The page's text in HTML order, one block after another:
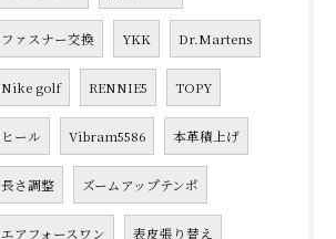
ファスナー交換 YKK Dr.Martens
Nike golf RENNIE5 TOPY
ヒール Vibram5586 本革積上げ
長さ調整 ズームアップテンポ
エアフォースワン 表皮張り替え